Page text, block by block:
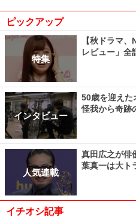
ピックアップ
特集
【秋ドラマ
レビュー」全
インタビュー
50歳を迎え
怪我から奇跡
人気連載
真田広之が俳
葉真一は大ト
イチオシ記事